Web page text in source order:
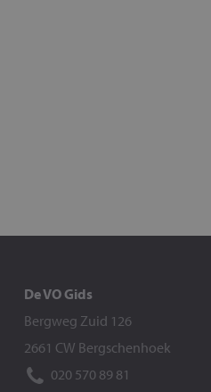
De VO Gids
Bergweg Zuid 126
2661 CW Bergschenhoek
020 570 89 81